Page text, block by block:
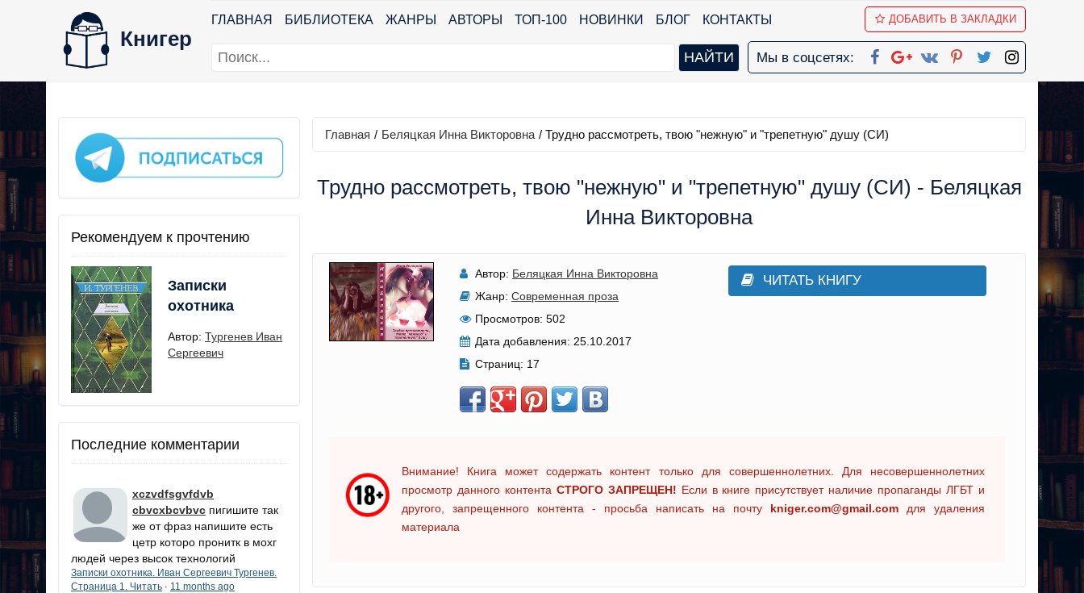
Книгер
ГЛАВНАЯ БИБЛИОТЕКА ЖАНРЫ АВТОРЫ ТОП-100 НОВИНКИ БЛОГ КОНТАКТЫ ДОБАВИТЬ В ЗАКЛАДКИ
Мы в соцсетях:
Рекомендуем к прочтению
Записки
охотника
Автор: Тургенев Иван
Сергеевич
Последние комментарии
xczvdfsgvfdvb
cbvcxbcvbvc пигишите так
же от фраз напишите есть
цетр которо пронитк в мохг
людей через высок технологий
Записки охотника. Иван Сергеевич Тургенев.
Страница 1. Читать · 11 months ago
Главная / Беляцкая Инна Викторовна / Трудно рассмотреть, твою "нежную" и "трепетную" душу (СИ)
Трудно рассмотреть, твою "нежную" и "трепетную" душу (СИ) - Беляцкая
Инна Викторовна
Автор: Беляцкая Инна Викторовна
Жанр: Современная проза
Просмотров: 502
Дата добавления: 25.10.2017
Страниц: 17
ЧИТАТЬ КНИГУ
Внимание! Книга может содержать контент только для совершеннолетних. Для несовершеннолетних
просмотр данного контента СТРОГО ЗАПРЕЩЕН! Если в книге присутствует наличие пропаганды ЛГБТ и
другого, запрещенного контента - просьба написать на почту kniger.com@gmail.com для удаления
материала